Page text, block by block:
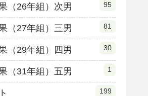
（26年組）次男 95
（27年組）三男 81
（29年組）四男 30
（31年組）五男 1
199